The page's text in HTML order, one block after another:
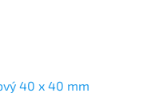
40 x 40 mm